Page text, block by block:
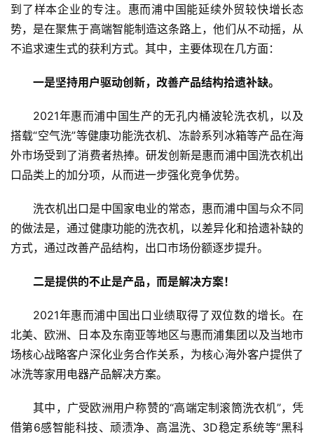
新
G
人
能
到了样本企业的专注。惠而浦中国能延续外贸较快增长态
势，是在聚焦于高端智能制造这条路上，他们从不动摇，从
不追求速生式的获利方式。其中，主要体现在几方面：
一是坚持用户驱动创新，改善产品结构拾遗补缺。
2021年惠而浦中国生产的无孔内桶波轮洗衣机，以及
搭载“空气洗”等健康功能洗衣机、冻龄系列冰箱等产品在海
外市场受到了消费者热捧。研发创新是惠而浦中国洗衣机出
口品类上的加分项，从而进一步强化竞争优势。
洗衣机出口是中国家电业的常态，惠而浦中国与众不同
的做法是，通过健康功能的洗衣机，以差异化和拾遗补缺的
方式，通过改善产品结构，出口市场份额逐步提升。
二是提供的不止是产品，而是解决方案！
2021年惠而浦中国出口业绩取得了双位数的增长。在
北美、欧洲、日本及东南亚等地区与惠而浦集团以及当地市
场核心战略客户深化业务合作关系，为核心海外客户提供了
冰洗等家用电器产品解决方案。
其中，广受欧洲用户称赞的“高端定制滚筒洗衣机”，凭
借第6感智能科技、顽渍净、高温洗、3D稳定系统等“黑科